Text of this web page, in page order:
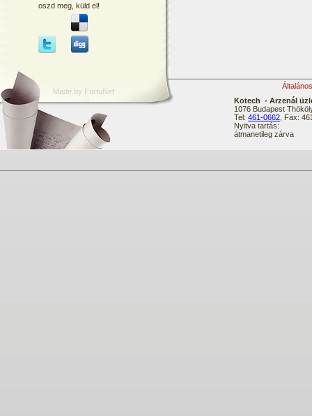
oszd meg, küld el!
Made by FortuNet
Kotech - Arzenál
1076 Budapest
Tel: 461-0662 , Fax:
Nyitva tartás:
átmanetileg zárva